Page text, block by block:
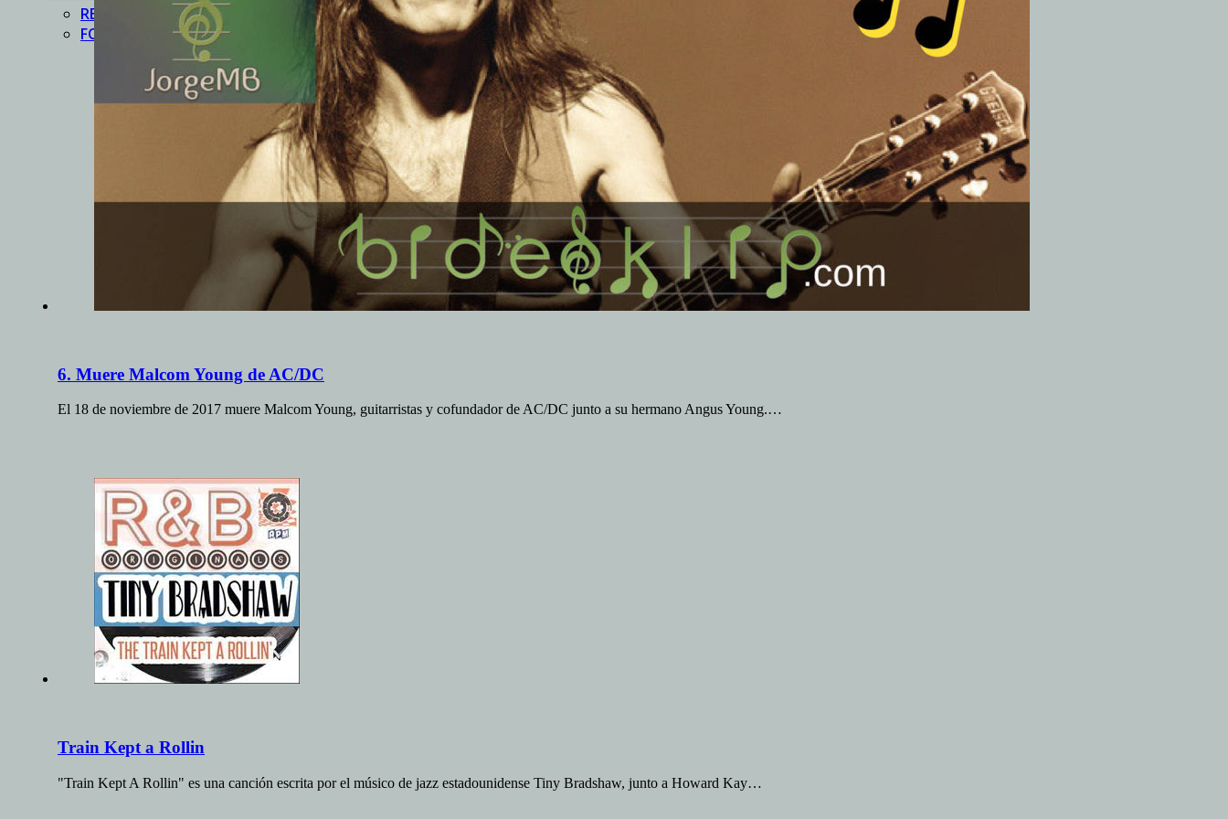
REUNIóN
FORMULARIO
6. Muere Malcom Young de AC/DC
El 18 de noviembre de 2017 muere Malcom Young, guitarristas y cofundador de AC/DC junto a su hermano Angus Young.…
Train Kept a Rollin
"Train Kept A Rollin" es una canción escrita por el músico de jazz estadounidense Tiny Bradshaw, junto a Howard Kay…